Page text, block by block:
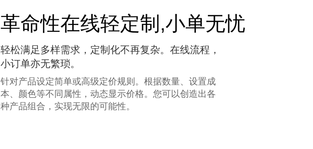
革命性在线轻定制,小单无忧
轻松满足多样需求，定制化不再复杂。在线流程，
小订单亦无繁琐。
针对产品设定简单或高级定价规则。根据数量、设置成
本、颜色等不同属性，动态显示价格。您可以创造出各
种产品组合，实现无限的可能性。